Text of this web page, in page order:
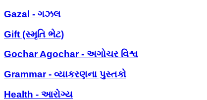
Gazal - ગઝલ
Gift (સ્મૃતિ ભેટ)
Gochar Agochar - અગોચર વિશ્વ
Grammar - વ્યાકરણના પુસ્તકો
Health - આરોગ્ય